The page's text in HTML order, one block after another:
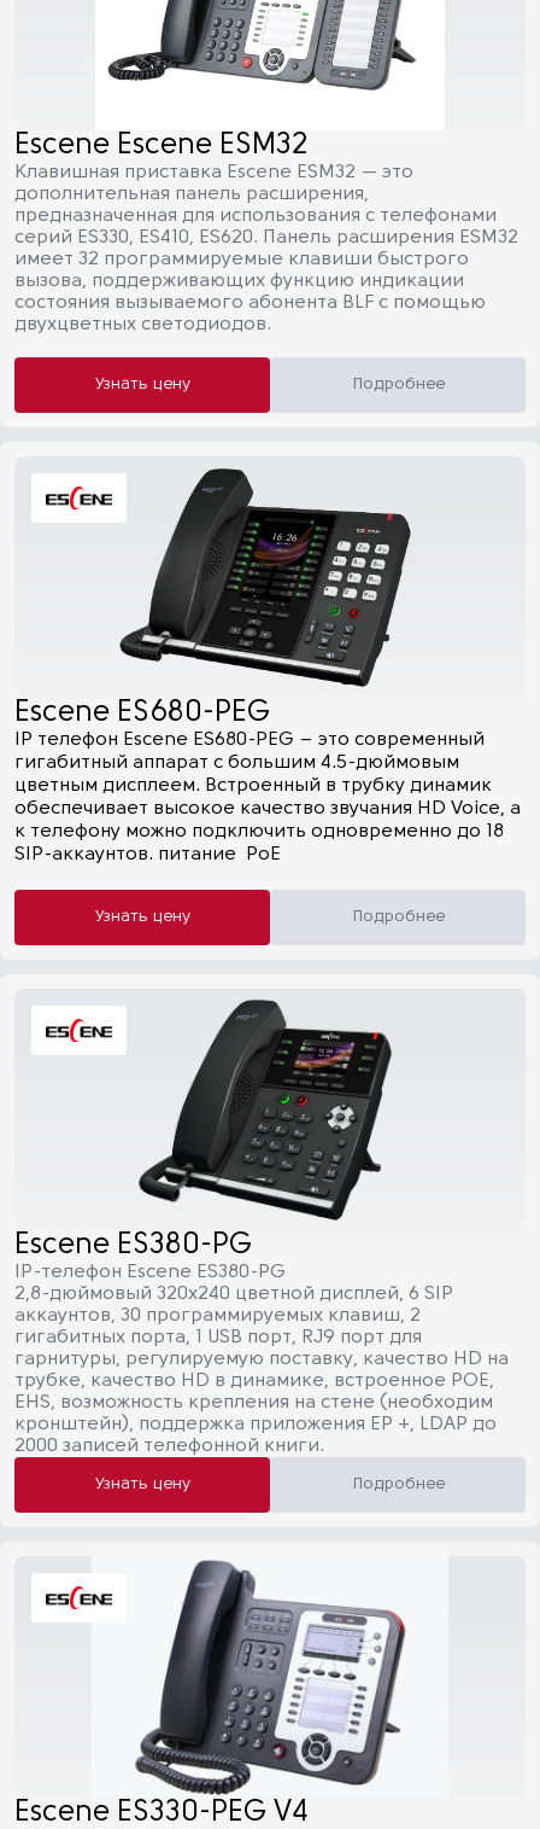
Escene Escene ESM32
Клавишная приставка Escene ESM32 — это
дополнительная панель расширения,
предназначенная для использования с телефонами
серий ES330, ES410, ES620. Панель расширения ESM32
имеет 32 программируемые клавиши быстрого
вызова, поддерживающих функцию индикации
состояния вызываемого абонента BLF с помощью
двухцветных светодиодов.
Узнать цену Подробнее
Escene ES680-PEG
IP телефон Escene ES680-PEG – это современный
гигабитный аппарат с большим 4.5-дюймовым
цветным дисплеем. Встроенный в трубку динамик
обеспечивает высокое качество звучания HD Voice, а
к телефону можно подключить одновременно до 18
SIP-аккаунтов. питание PoE
Узнать цену Подробнее
Escene ES380-PG
IP-телефон Escene ES380-PG
2,8-дюймовый 320x240 цветной дисплей, 6 SIP
аккаунтов, 30 программируемых клавиш, 2
гигабитных порта, 1 USB порт, RJ9 порт для
гарнитуры, регулируемую поставку, качество HD на
трубке, качество HD в динамике, встроенное POE,
EHS, возможность крепления на стене (необходим
кронштейн), поддержка приложения EP +, LDAP до
2000 записей телефонной книги.
Узнать цену Подробнее
Escene ES330-PEG V4